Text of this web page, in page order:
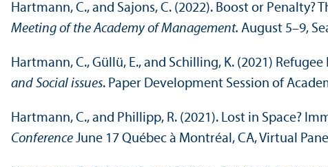
Hartmann, C., and Sajons, C. (2022). Boost or
Meeting of the Academy of Management. August 5–9,
Hartmann, C., Güllü, E., and Schilling, K. (2021)
and Social issues. Paper Development Session of
Hartmann, C., and Phillipp, R. (2021). Lost in Space?
Conference June 17 Québec à Montréal, CA, Virtual